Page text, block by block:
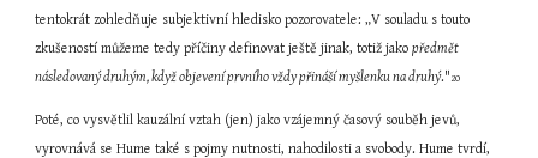
tentokrát zohledňuje subjektivní hledisko pozorovatele: „V souladu s touto
zkušeností můžeme tedy příčiny definovat ještě jinak, totiž jako předmět
následovaný druhým, když objevení prvního vždy přináší myšlenku na druhý."20
Poté, co vysvětlil kauzální vztah (jen) jako vzájemný časový souběh jevů,
vyrovnává se Hume také s pojmy nutnosti, nahodilosti a svobody. Hume tvrdí,